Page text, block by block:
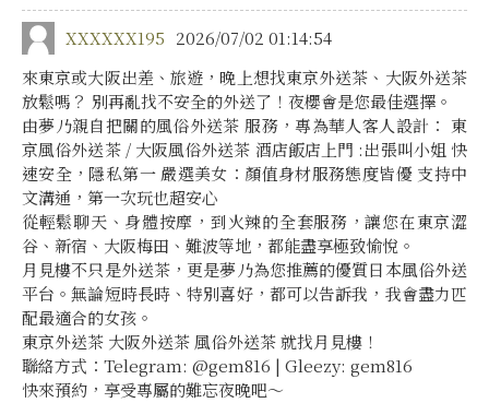
XXXXXX195 2026/07/02 01:14:54
來東京或大阪出差、旅遊，晚上想找東京外送茶、大阪外送茶
放鬆嗎？ 別再亂找不安全的外送了！夜櫻會是您最佳選擇。
由夢乃親自把關的風俗外送茶 服務，專為華人客人設計： 東
京風俗外送茶 / 大阪風俗外送茶 酒店飯店上門 :出張叫小姐 快
速安全，隱私第一 嚴選美女：顏值身材服務態度皆優 支持中
文溝通，第一次玩也超安心
從輕鬆聊天、身體按摩，到火辣的全套服務，讓您在東京澀
谷、新宿、大阪梅田、難波等地，都能盡享極致愉悅。
月見樓不只是外送茶，更是夢乃為您推薦的優質日本風俗外送
平台。無論短時長時、特別喜好，都可以告訴我，我會盡力匹
配最適合的女孩。
東京外送茶 大阪外送茶 風俗外送茶 就找月見樓！
聯絡方式：Telegram: @gem816 | Gleezy: gem816
快來預約，享受專屬的難忘夜晚吧～